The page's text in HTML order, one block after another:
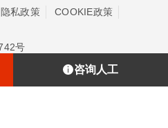
咨询人工
隐私政策
COOKIE政策
号
公司
沪ICP备20013748号-2